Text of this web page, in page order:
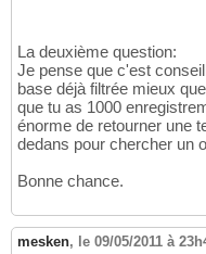
15
16
17
18
19
20
22
// Critère sur
.list()
La deuxième question:
Je pense que c'est
base déjà filtrée mieux
que tu as 1000
énorme de retourner une
dedans pour chercher un
Bonne chance.
mesken, le 09/05/2011 à